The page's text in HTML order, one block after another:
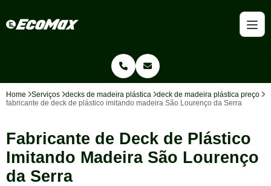
Home Serviços decks de madeira plástica
deck de madeira plástica preço
fabricante de deck de plástico imitando madeira São Lourenço da Serra
Fabricante de Deck de Plástico
Imitando Madeira São Lourenço
da Serra